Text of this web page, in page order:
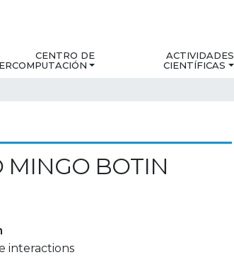
CENTRO DE
ACTIVIDADES
CIENTÍFICAS
MINGO BOTIN
interactions